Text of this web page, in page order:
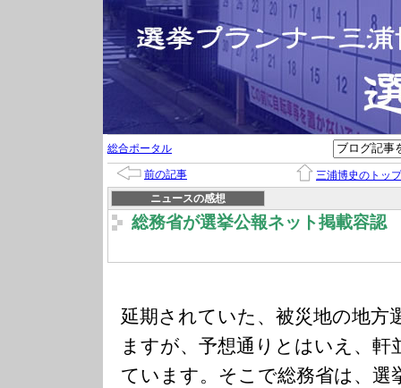
総合ポータル
前の記事
三浦博史のトップ
ニュースの感想
総務省が選挙公報ネット掲載容認
延期されていた、被災地の地方
ますが、予想通りとはいえ、軒
ています。そこで総務省は、選